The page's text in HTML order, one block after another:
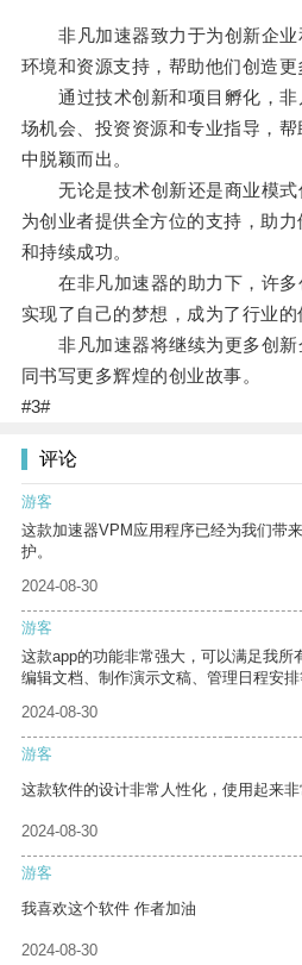
非凡加速器致力于为创新企业
环境和资源支持，帮助他们创造更
通过技术创新和项目孵化，非
场机会、投资资源和专业指导，
中脱颖而出。
无论是技术创新还是商业模式
为创业者提供全方位的支持，助
和持续成功。
在非凡加速器的助力下，许多
实现了自己的梦想，成为了行业的
非凡加速器将继续为更多创新
同书写更多辉煌的创业故事。
#3#
评论
游客
这款加速器VPM应用程序已经为我们带
护。
2024-08-30
游客
这款app的功能非常强大，可以满足我所
编辑文档、制作演示文稿、管理日程安排
2024-08-30
游客
这款软件的设计非常人性化，使用起来非
2024-08-30
游客
我喜欢这个软件 作者加油
2024-08-30